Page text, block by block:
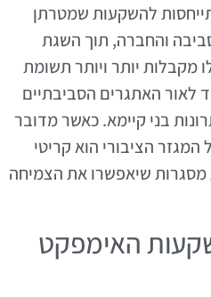
להשקעות שמטרתן
והחברה, תוך השגת
מקבלות יותר ויותר תשומת
לאור האתגרים הסביבתיים
בני קיימא. כאשר מדובר
הציבורי הוא קריטי
מסגרות שיאפשרו את הצמיחה
האימפקט